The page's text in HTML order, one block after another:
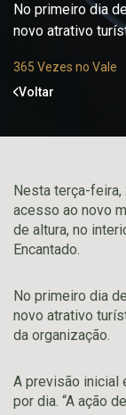
No primeiro dia
novo atrativo
365 Vezes no Vale
Voltar
Nesta terça-feira,
acesso ao novo
de altura, no
Encantado.
No primeiro dia
novo atrativo
da organização.
A previsão inicial
por dia. “A ação